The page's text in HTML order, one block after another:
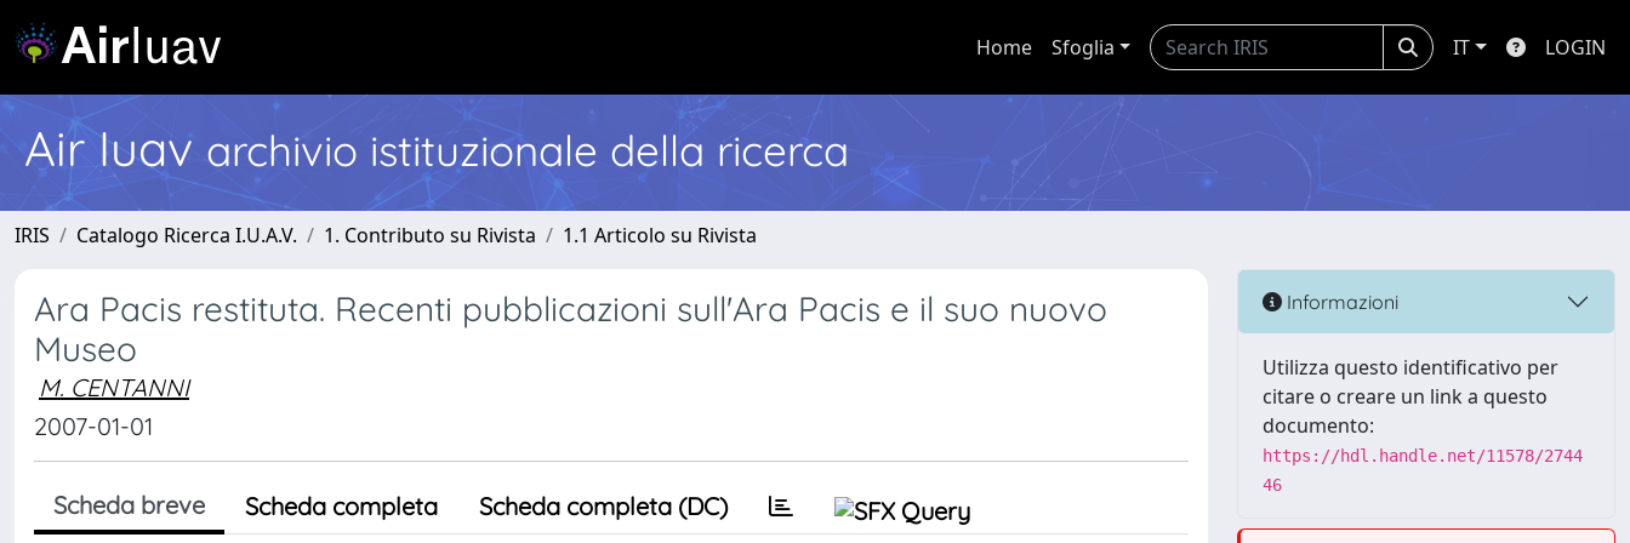
Home Sfoglia IT LOGIN
Air Iuav archivio istituzionale della ricerca
IRIS Catalogo Ricerca I.U.A.V. 1. Contributo su Rivista 1.1 Articolo su Rivista
Ara Pacis restituta. Recenti pubblicazioni sull'Ara Pacis e il suo nuovo
Museo
M. CENTANNI
2007-01-01
Scheda breve Scheda completa Scheda completa (DC)
Informazioni
Utilizza questo identificativo per
citare o creare un link a questo
documento:
https://hdl.handle.net/11578/2744
46